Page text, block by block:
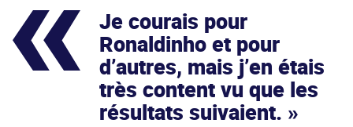
Je courais pour
Ronaldinho et pour
d’autres, mais j’en étais
très content vu que les
résultats suivaient.